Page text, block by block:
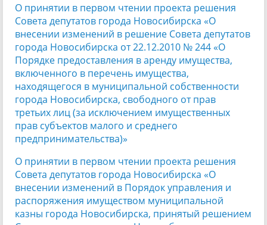
О принятии в первом чтении проекта решения
Совета депутатов города Новосибирска «О
внесении изменений в решение Совета депутатов
города Новосибирска от 22.12.2010 № 244 «О
Порядке предоставления в аренду имущества,
включенного в перечень имущества,
находящегося в муниципальной собственности
города Новосибирска, свободного от прав
третьих лиц (за исключением имущественных
прав субъектов малого и среднего
предпринимательства)»
О принятии в первом чтении проекта решения
Совета депутатов города Новосибирска «О
внесении изменений в Порядок управления и
распоряжения имуществом муниципальной
казны города Новосибирска, принятый решением